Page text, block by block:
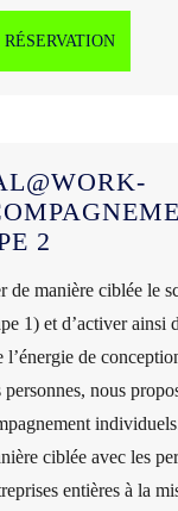
2
de manière ciblée le
1) et d’activer ainsi
l’énergie de
personnes, nous
ciblée avec les
entières à la